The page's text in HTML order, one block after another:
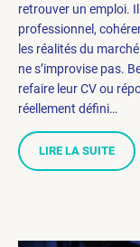
retrouver un emploi.
professionnel,
les réalités du
ne s’improvise pas.
refaire leur CV ou
réellement défini…
LIRE LA SUITE